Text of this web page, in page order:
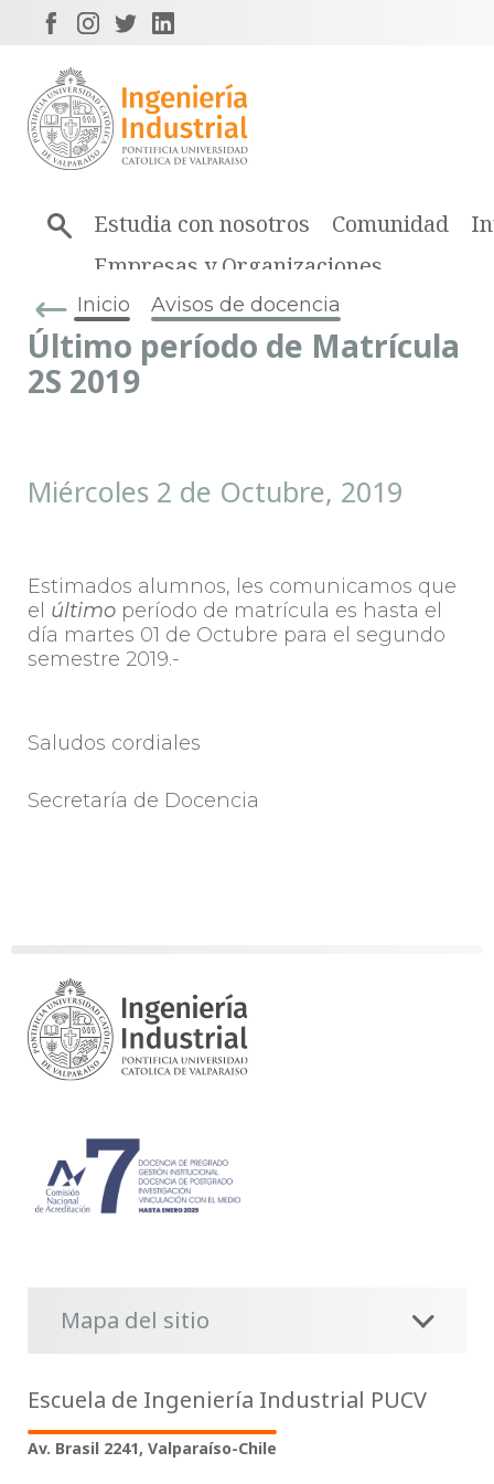
Estudia con nosotros Comunidad
Empresas y Organizaciones
Inicio Avisos de docencia
Último período de Matrícula
2S 2019
Miércoles 2 de Octubre, 2019
Estimados alumnos, les comunicamos que
el último período de matrícula es hasta el
día martes 01 de Octubre para el segundo
semestre 2019.-
Saludos cordiales
Secretaría de Docencia
Mapa del sitio
Escuela de Ingeniería Industrial PUCV
Av. Brasil 2241, Valparaíso-Chile